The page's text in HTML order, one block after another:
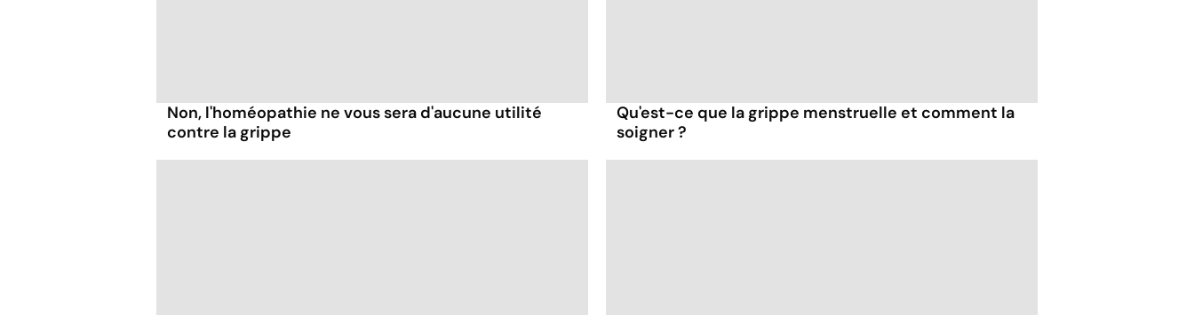
Non, l'homéopathie ne vous sera d'aucune utilité
contre la grippe
Qu'est-ce que la grippe menstruelle et comment la
soigner ?